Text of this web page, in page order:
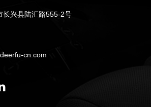
长兴县陆汇路555-2号
cn.com